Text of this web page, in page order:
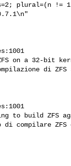
plural=(n !=
on a 32-bit
di
to build ZFS
di compilare